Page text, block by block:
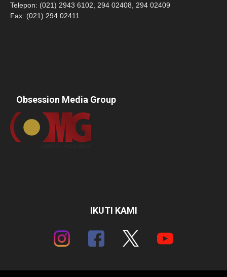
Telepon: (021) 2943 6102, 294 02408, 294 02409
Fax: (021) 294 02411
Obsession Media Group
IKUTI KAMI